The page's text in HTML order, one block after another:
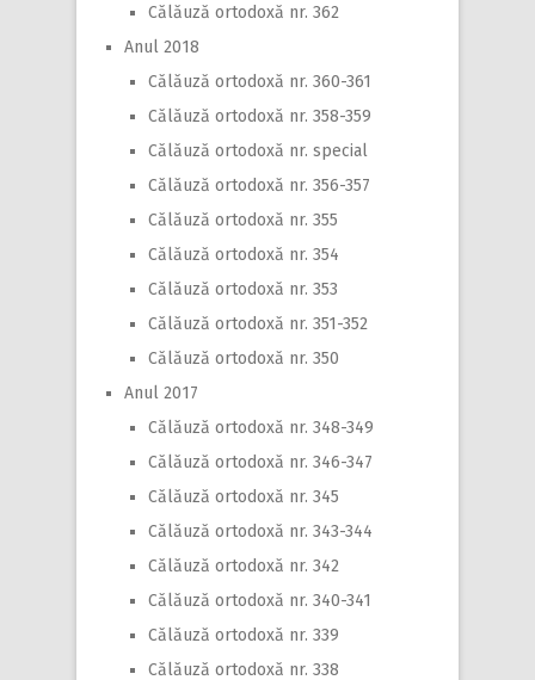
Călăuză ortodoxă nr. 362
Anul 2018
Călăuză ortodoxă nr. 360-361
Călăuză ortodoxă nr. 358-359
Călăuză ortodoxă nr. special
Călăuză ortodoxă nr. 356-357
Călăuză ortodoxă nr. 355
Călăuză ortodoxă nr. 354
Călăuză ortodoxă nr. 353
Călăuză ortodoxă nr. 351-352
Călăuză ortodoxă nr. 350
Anul 2017
Călăuză ortodoxă nr. 348-349
Călăuză ortodoxă nr. 346-347
Călăuză ortodoxă nr. 345
Călăuză ortodoxă nr. 343-344
Călăuză ortodoxă nr. 342
Călăuză ortodoxă nr. 340-341
Călăuză ortodoxă nr. 339
Călăuză ortodoxă nr. 338